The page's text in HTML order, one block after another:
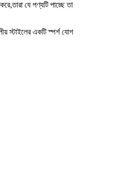
যে পণ্যটি পাচ্ছে তা
স্টাইলের একটি স্পর্শ যোগ